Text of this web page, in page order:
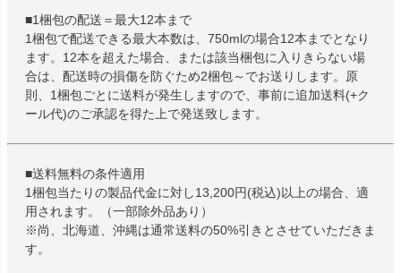
■1梱包の配送＝最大12本まで
1梱包で配送できる最大本数は、750mlの場合12本までとなり
ます。12本を超えた場合、または該当梱包に入りきらない場
合は、配送時の損傷を防ぐため2梱包～でお送りします。原
則、1梱包ごとに送料が発生しますので、事前に追加送料(+ク
ール代)のご承認を得た上で発送致します。
■送料無料の条件適用
1梱包当たりの製品代金に対し13,200円(税込)以上の場合、適
用されます。（一部除外品あり）
※尚、北海道、沖縄は通常送料の50%引きとさせていただきま
す。